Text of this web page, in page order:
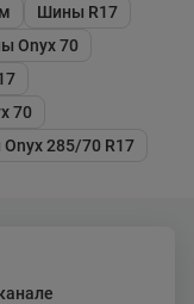
Шины R17
Onyx 70
70
285/70 R17